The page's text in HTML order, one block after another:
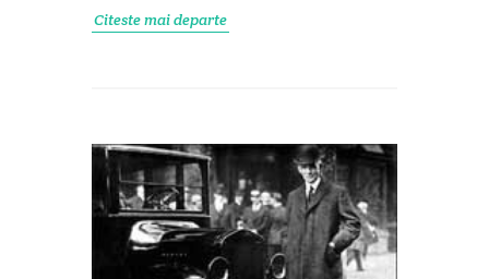
Citeste mai departe